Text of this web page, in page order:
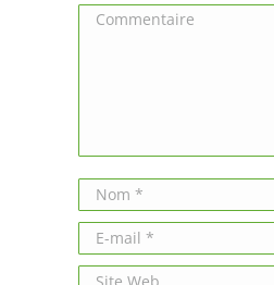
Commentaire
Nom *
E-mail *
Site Web